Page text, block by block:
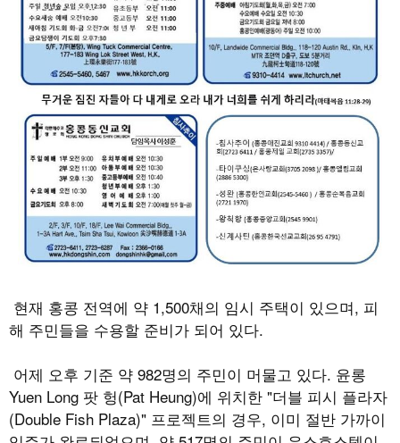
현재 홍콩 전역에 약 1,500채의 임시 주택이 있으며, 피
해 주민들을 수용할 준비가 되어 있다.
어제 오후 기준 약 982명의 주민이 머물고 있다. 윤롱
Yuen Long 팟 헝(Pat Heung)에 위치한 "더블 피시 플라자
(Double Fish Plaza)" 프로젝트의 경우, 이미 절반 가까이